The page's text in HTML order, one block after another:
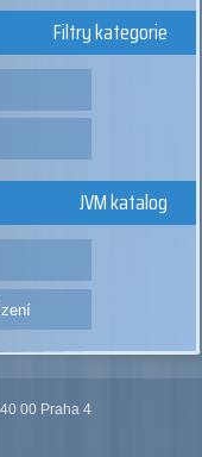
Filtry kategorie
JVM katalog
00 Praha 4